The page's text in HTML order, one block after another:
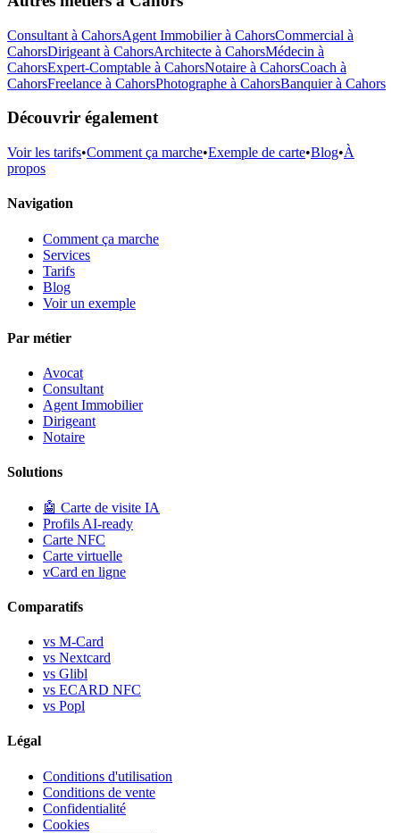
Consultant à CahorsAgent Immobilierà CahorsCommercial à
CahorsDirigeant à CahorsArchitecte à CahorsMédecin à
CahorsExpert-Comptable à CahorsNotaire à CahorsCoach à
CahorsFreelance à CahorsPhotographe à CahorsBanquierà Cahors
Découvrir également
Voir les tarifs•Comment ça marche•Exemple de carte•Blog•À
propos
Navigation
Comment ça marche
Services
Tarifs
Blog
Voir un exemple
Par métier
Avocat
Consultant
Agent Immobilier
Dirigeant
Notaire
Solutions
🤖 Carte de visite IA
Profils AI-ready
Carte NFC
Carte virtuelle
vCard en ligne
Comparatifs
vs M-Card
vs Nextcard
vs Glibl
vs ECARD NFC
vs Popl
Légal
Conditions d'utilisation
Conditions de vente
Confidentialité
Cookies